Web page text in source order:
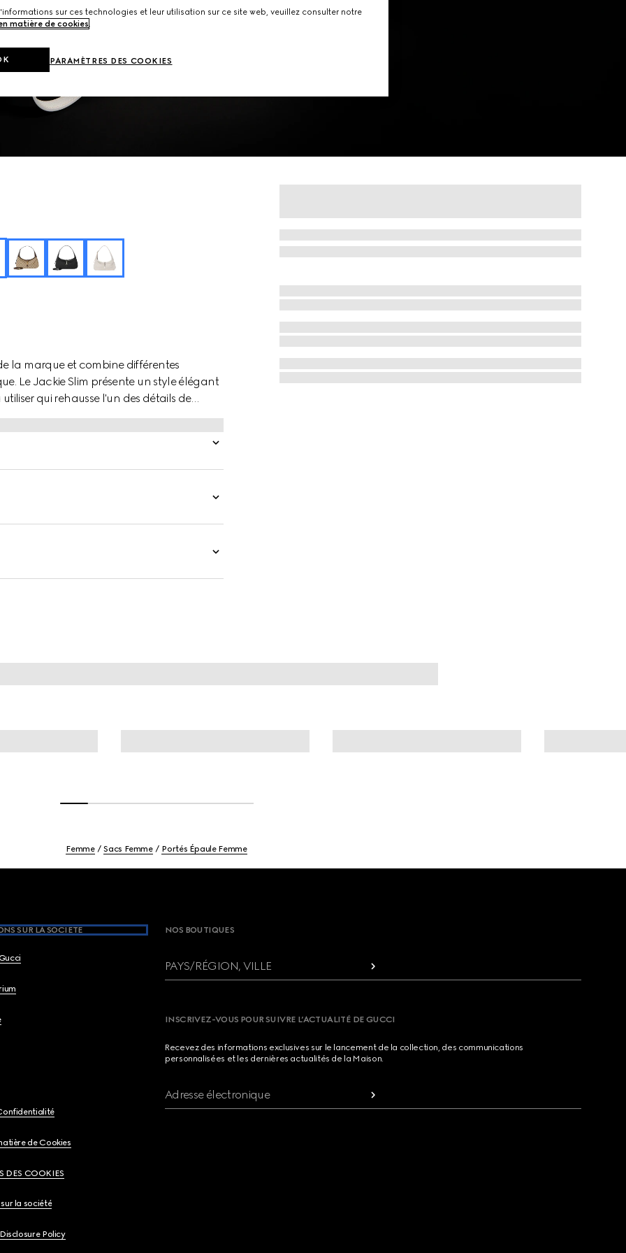
la marque et combine différentes
Le Jackie Slim présente un style élégant
qui rehausse l'un des détails de
est confectionné en cuir grainé doux
Femme Sacs Femme Portés Épaule Femme
SUR LA SOCIETE
de Cookies
DES COOKIES
la société
Policy
NOS BOUTIQUES
PAYS/RÉGION, VILLE
INSCRIVEZ-VOUS POUR SUIVRE L’ACTUALITÉ DE GUCCI
Recevez des informations exclusives sur le lancement de la collection, des communications
personnalisées et les dernières actualités de la Maison.
Adresse électronique
sur ces technologies et leur utilisation sur ce site web, veuillez consulter notre
matière de cookies
PARAMÈTRES DES COOKIES